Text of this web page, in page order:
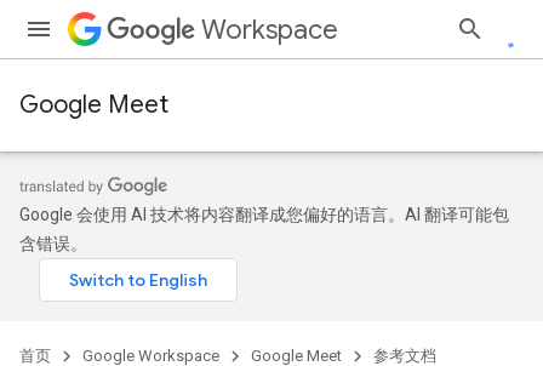
Workspace
Google Meet
Google 会使用 AI 技术将内容翻译成您偏好的语言。AI 翻译可能包
含错误。
首页 Google Workspace Google Meet 参考文档